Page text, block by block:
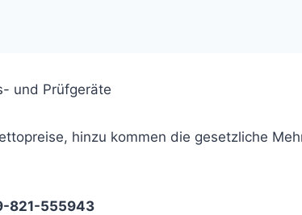
und Prüfgeräte
hinzu kommen die gesetzliche
821-555943